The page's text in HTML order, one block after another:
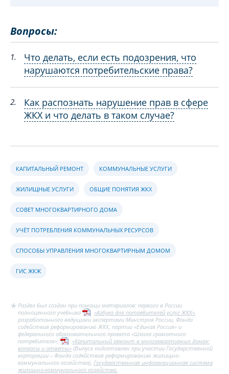
Вопросы:
1.
Что делать, если есть подозрения, что
нарушаются потребительские права?
2.
Как распознать нарушение прав в сфере
ЖКХ и что делать в таком случае?
КАПИТАЛЬНЫЙ РЕМОНТ КОММУНАЛЬНЫЕ УСЛУГИ
ЖИЛИЩНЫЕ УСЛУГИ ОБЩИЕ ПОНЯТИЯ ЖКХ
СОВЕТ МНОГОКВАРТИРНОГО ДОМА
УЧЁТ ПОТРЕБЛЕНИЯ КОММУНАЛЬНЫХ РЕСУРСОВ
СПОСОБЫ УПРАВЛЕНИЯ МНОГОКВАРТИРНЫМ ДОМОМ
ГИС ЖКЖ
Раздел был создан при помощи материалов: первого в России
полноценного учебника
«Азбука для потребителей услуг ЖКХ»,
разработанного ведущими экспертами Минстроя России, Фонда
содействия реформированию ЖКХ, партии «Единая Россия» и
федерального образовательного проекта «Школа грамотного
потребителя»;
«Капитальный ремонт в многоквартирных домах:
вопросы и ответы» (Выпуск подготовлен при участии Государственной
корпорации – Фонда содействия реформированию жилищно-
коммунального хозяйства), Государственная информационная система
жилищно-коммунального хозяйства.